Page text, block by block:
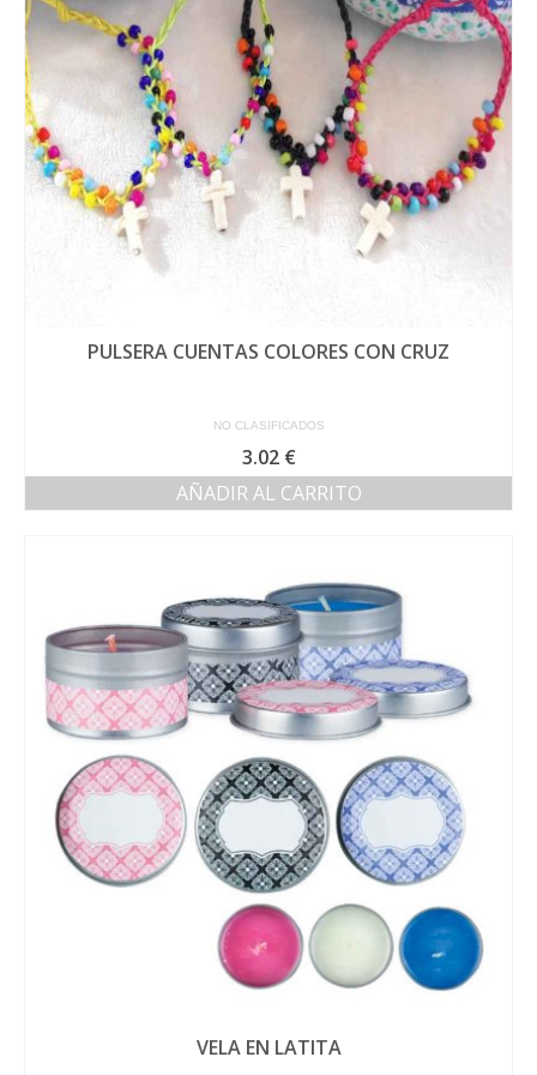
pueden
elegir
en
la
página
de
producto
PULSERA CUENTAS COLORES CON CRUZ
NO CLASIFICADOS
3.02 €
AÑADIR AL CARRITO
VELA EN LATITA